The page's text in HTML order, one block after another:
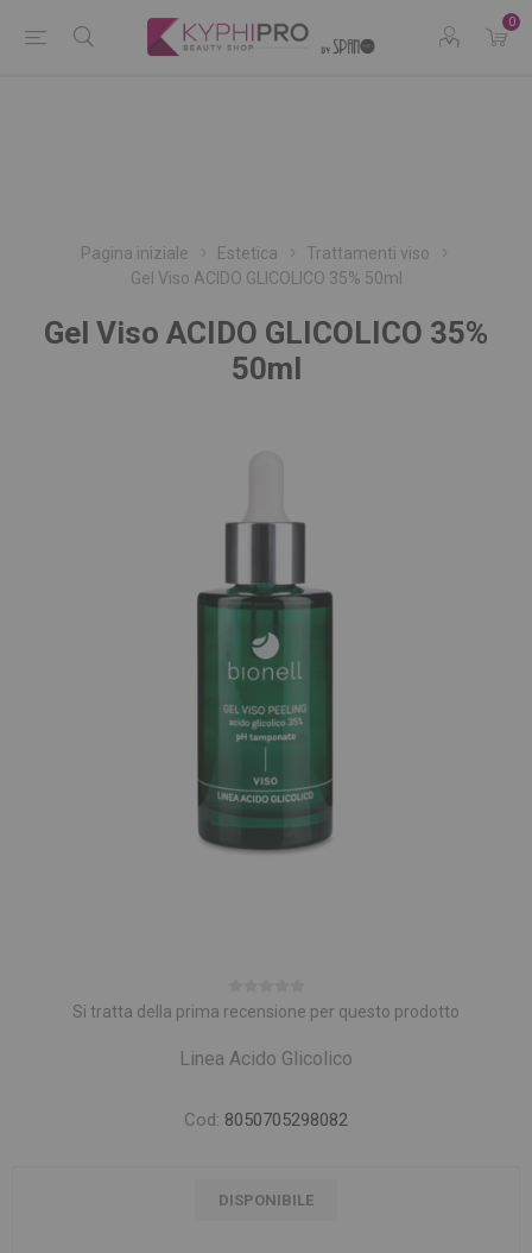
0
Pagina iniziale Estetica
Trattamenti viso
Gel Viso ACIDO GLICOLICO 35% 50ml
Gel Viso ACIDO GLICOLICO 35%
50ml
Si tratta della prima recensione per questo prodotto
Linea Acido Glicolico
Cod: 8050705298082
DISPONIBILE